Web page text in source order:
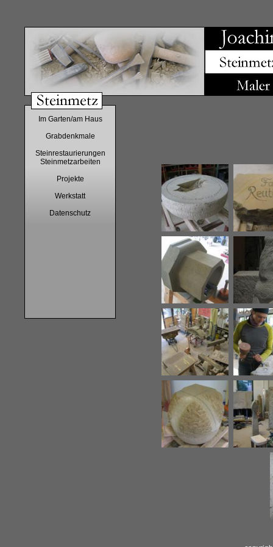
Im Garten/am Haus
Grabdenkmale
Steinrestaurierungen
Steinmetzarbeiten
Projekte
Werkstatt
Datenschutz